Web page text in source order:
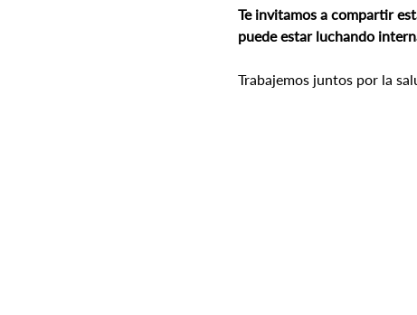
Te invitamos a compartir
puede estar luchando
Trabajemos juntos por la